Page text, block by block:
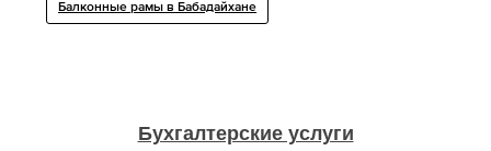
Балконные рамы в Бабадайхане
Бухгалтерские услуги